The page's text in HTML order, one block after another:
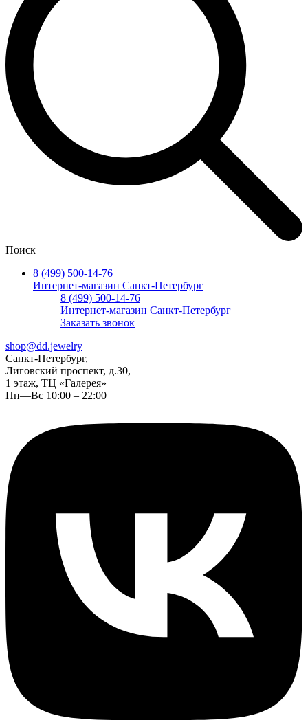
Поиск
8 (499) 500-14-76
Интернет-магазин Санкт-Петербург
8 (499) 500-14-76
Интернет-магазин Санкт-Петербург
Заказать звонок
shop@dd.jewelry
Санкт-Петербург,
Лиговский проспект, д.30,
1 этаж, ТЦ «Галерея»
Пн—Вс 10:00 – 22:00